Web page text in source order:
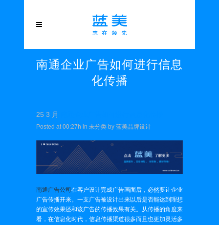
南通企业广告如何进行信息
化传播
25 3 月
Posted at 00:27h in 未分类 by 蓝美品牌设计
南通广告公司 在客户设计完成广告画面后，必然要让企业
广告传播开来。一支广告被设计出来以后是否能达到理想
的宣传效果还和该广告的传播效果有关。从传播的角度来
看，在信息化时代，信息传播渠道很多而且也更加灵活多